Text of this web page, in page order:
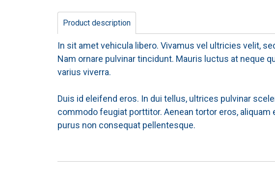
Product description
In sit amet vehicula libero. Vivamus vel ultricies velit,
Nam ornare pulvinar tincidunt. Mauris luctus at neque
varius viverra.
Duis id eleifend eros. In dui tellus, ultrices pulvinar
commodo feugiat porttitor. Aenean tortor eros,
purus non consequat pellentesque.